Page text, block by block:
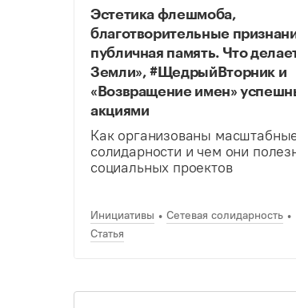
Эстетика флешмоба,
благотворительные
публичная память. Что
Земли», #ЩедрыйВторник и
«Возвращение имен»
акциями
Как организованы
солидарности и чем они
социальных проектов
Инициативы
Сетевая солидарность
Статья